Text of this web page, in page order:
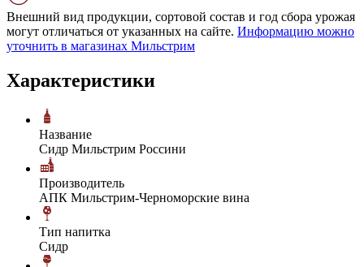
Внешний вид продукции, сортовой состав и год сбора урожая
могут отличаться от указанных на сайте. Информацию можно
уточнить в магазинах Мильстрим
Характеристики
Название
Сидр Мильстрим Россини
Производитель
АПК Мильстрим-Черноморские вина
Тип напитка
Сидр